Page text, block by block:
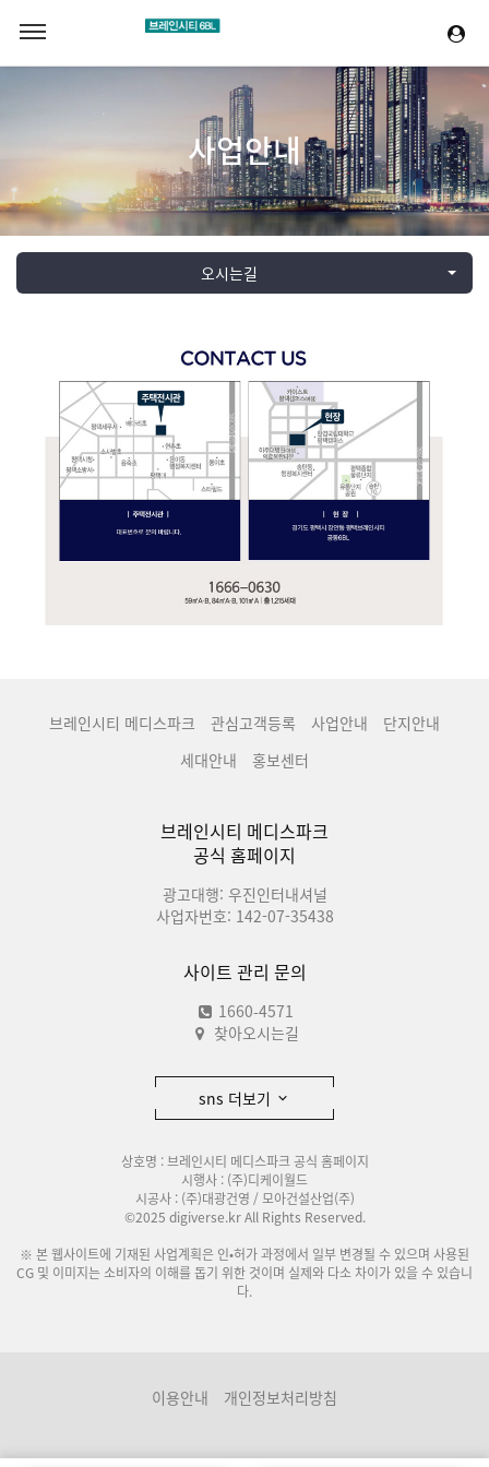
사업안내
오시는길
브레인시티 메디스파크 관심고객등록 사업안내
단지안내
세대안내
홍보센터
브레인시티 메디스파크
공식 홈페이지
광고대행: 우진인터내셔널
사업자번호: 142-07-35438
사이트 관리 문의
1660-4571
찾아오시는길
sns 더보기
상호명 : 브레인시티 메디스파크 공식 홈페이지
시행사 : (주)디케이월드
시공사 : (주)대광건영 / 모아건설산업(주)
©2025 digiverse.kr All Rights Reserved.
※ 본 웹사이트에 기재된 사업계획은 인•허가 과정에서 일부 변경될 수 있으며 사용된
CG 및 이미지는 소비자의 이해를 돕기 위한 것이며 실제와 다소 차이가 있을 수 있습니
다.
이용안내 개인정보처리방침